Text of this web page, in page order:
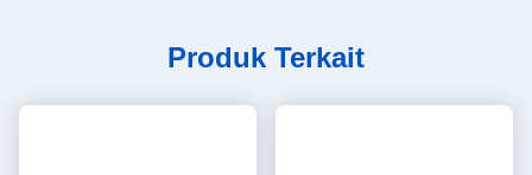
Produk Terkait